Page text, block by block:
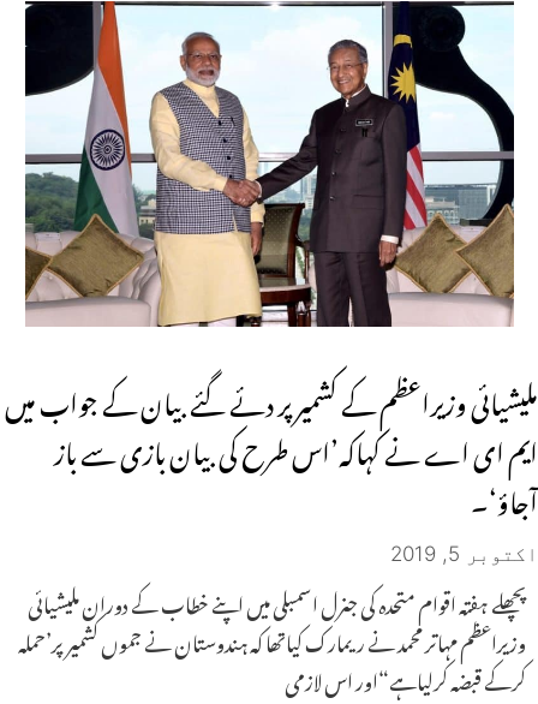
ملیشیائی وزیراعظم کے کشمیر پر دئے گئے بیان کے جواب میں
ایم ای اے نے کہاکہ’اس طرح کی بیان بازی سے باز
آجاؤ‘۔
اکتوبر 5, 2019
پچھلے ہفتہ اقوام متحدہ کی جنرل اسمبلی میں اپنے خطاب کے دوران ملیشیائی
وزیراعظم مہاتر محمد نے ریمارک کیاتھا کہ ہندوستان نے جموں کشمیر پر’حملہ
کرکے قبضہ کرلیاہے“اور اس لازمی